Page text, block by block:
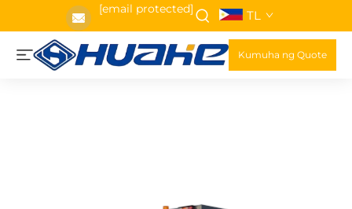
[email protected] TL
Kumuha ng Quote